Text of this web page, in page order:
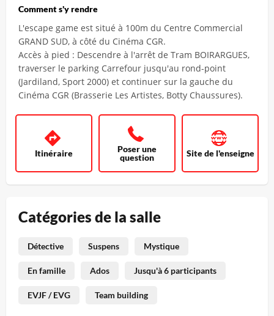
Comment s'y rendre
L'escape game est situé à 100m du Centre Commercial
GRAND SUD, à côté du Cinéma CGR.
Accès à pied : Descendre à l'arrêt de Tram BOIRARGUES,
traverser le parking Carrefour jusqu'au rond-point
(Jardiland, Sport 2000) et continuer sur la gauche du
Cinéma CGR (Brasserie Les Artistes, Botty Chaussures).
Itinéraire
Poser une
question
Site de l'enseigne
Catégories de la salle
Détective Suspens Mystique
En famille Ados Jusqu'à 6 participants
EVJF / EVG Team building